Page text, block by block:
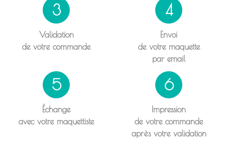
3
Validation
de votre commande
4
Envoi
de votre maquette
par email
5
Échange
avec votre maquettiste
6
Impression
de votre commande
après votre validation